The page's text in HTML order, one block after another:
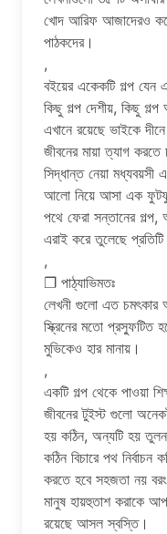
খোদ আরিফ আজাদেরও
পাঠকদের।
,
বইয়ের একেকটি গল্প যেন
কিছু গল্প দেশীয়, কিছু
এখানে রয়েছে ভাইকে
জীবনের মায়া ত্যাগ
সিদ্ধান্ত নেয়া
আলো নিয়ে আসা এক
পথে ফেরা সন্তানের গল্প,
এরাই করে তুলেছে
,
❐ পাঠ্যাভিমতঃ
লেখনী গুলো এত চমৎকার
স্ক্রিনের মতো প্রস্ফুটিত
মুভিকেও হার মানায়।
,
একটি গল্প থেকে পাওয়া
জীবনের টুইস্ট গুলো
হয় কঠিন, অন্যটি হয়
কঠিন বিচারে পথ
করতে হবে সহজতা নয় বরং
মানুষ হায়হুতাশ করাকে
রয়েছে আসল স্বস্তি।